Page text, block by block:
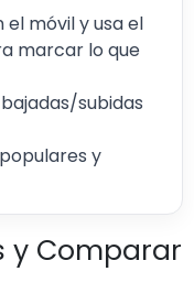
móvil y usa el
marcar lo que
subidas
y
y Comparar